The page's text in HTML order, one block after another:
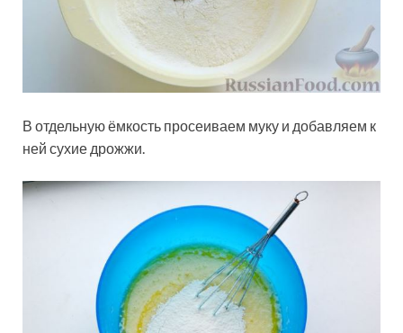
В отдельную ёмкость просеиваем муку и добавляем к
ней сухие дрожжи.